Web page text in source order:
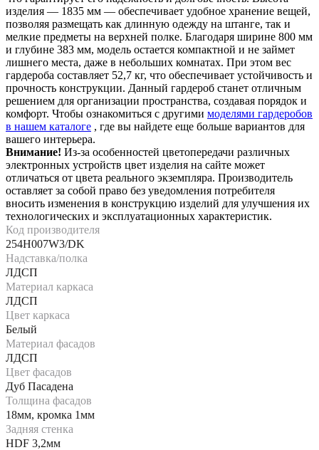
изделия — 1835 мм — обеспечивает удобное хранение вещей,
позволяя размещать как длинную одежду на штанге, так и
мелкие предметы на верхней полке. Благодаря ширине 800 мм
и глубине 383 мм, модель остается компактной и не займет
лишнего места, даже в небольших комнатах. При этом вес
гардероба составляет 52,7 кг, что обеспечивает устойчивость и
прочность конструкции. Данный гардероб станет отличным
решением для организации пространства, создавая порядок и
комфорт. Чтобы ознакомиться с другими моделями гардеробов
в нашем каталоге , где вы найдете еще больше вариантов для
вашего интерьера.
Внимание! Из-за особенностей цветопередачи различных
электронных устройств цвет изделия на сайте может
отличаться от цвета реального экземпляра. Производитель
оставляет за собой право без уведомления потребителя
вносить изменения в конструкцию изделий для улучшения их
технологических и эксплуатационных характеристик.
Код производителя
254H007W3/DK
Надставка/полка
ЛДСП
Материал каркаса
ЛДСП
Цвет каркаса
Белый
Материал фасадов
ЛДСП
Цвет фасадов
Дуб Пасадена
Толщина фасадов
18мм, кромка 1мм
Задняя стенка
HDF 3,2мм